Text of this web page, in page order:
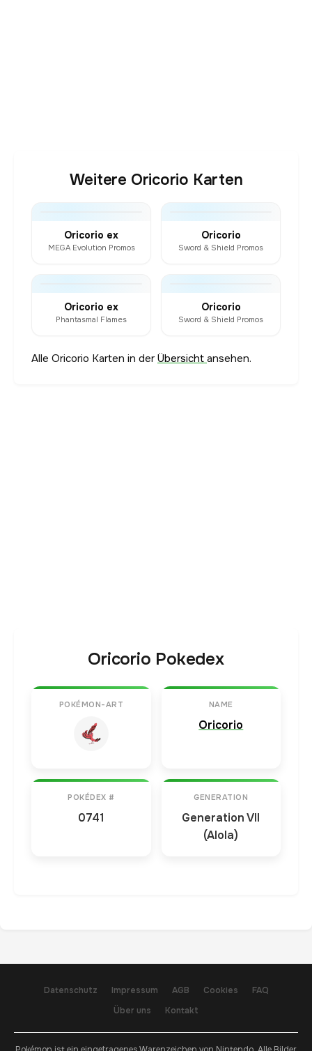
Weitere Oricorio Karten
Oricorio ex
MEGA Evolution Promos
Oricorio
Sword & Shield Promos
Oricorio ex
Phantasmal Flames
Oricorio
Sword & Shield Promos
Alle Oricorio Karten in derÜbersicht ansehen.
Oricorio Pokedex
POKÉMON-ART NAME
Oricorio
POKÉDEX #
0741
GENERATION
Generation VII
(Alola)
Datenschutz Impressum AGB Cookies
FAQ
Über uns
Kontakt